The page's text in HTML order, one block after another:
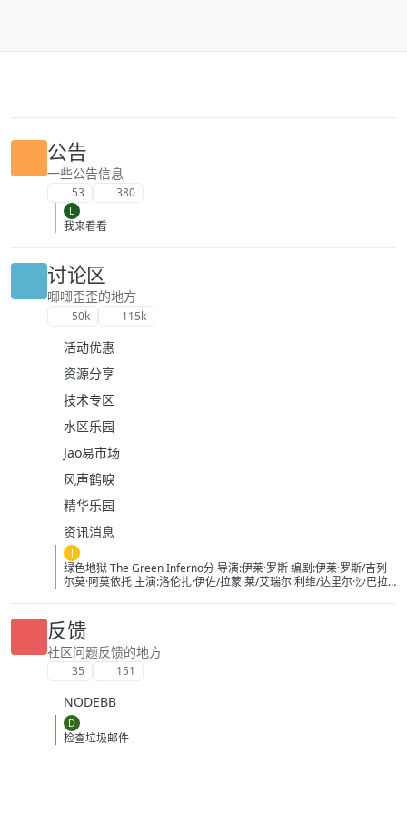
公告
一些公告信息
53 380
L
我来看看
讨论区
唧唧歪歪的地方
50k 115k
活动优惠
资源分享
技术专区
水区乐园
Jao易市场
风声鹤唳
精华乐园
资讯消息
J
绿色地狱 The Green Inferno分 导演:伊莱·罗斯 编剧:伊莱·罗斯/吉列
尔莫·阿莫依托 主演:洛伦扎·伊佐/拉蒙·莱/艾瑞尔·利维/达里尔·沙巴拉/
亚斯·洛佩兹/安东涅塔·帕里/约翰·马克·艾伦 类型:恐怖/冒险 制片国家/
地区:美国/智利 语言:英语 上映日期:2013-11-02(纽约首映)/2014-10-
16(智利)/2015-09-25(美国) 片长:100分钟 又名:食人炼狱(台)
IMDb:tt2403021 豆瓣ID：24298333 IMDb：tt2403021 影视简介
就读于纽约某大学的贾丝廷（萝兰萨·伊佐 Lorenza Izzo 饰）是
奇。偶然的机会，她受邀加入了由亚历杭德罗（艾瑞尔·利维 Ariel
Levy 饰）领军的环保示威组织ACT。该组织近期正打算前往位于秘鲁
亚马逊丛林的某个小村落，不久前该地发现丰富的天然气资源，而大
型公司图谋砍伐丛林、驱逐村民，甚至不惜用到屠杀的手段。为了抗
反馈
社区问题反馈的地方
35 151
NODEBB
D
检查垃圾邮件